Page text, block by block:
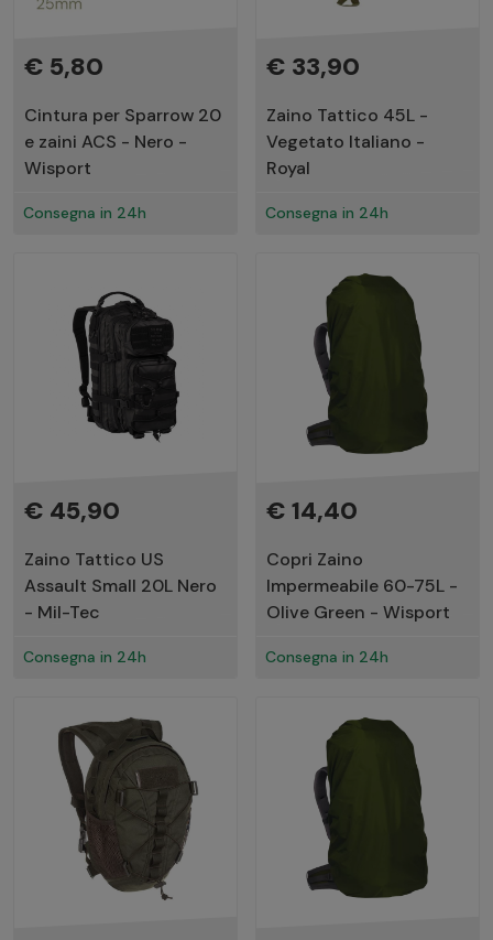
€ 5,80
Cintura per Sparrow 20
e zaini ACS - Nero -
Wisport
Consegna in 24h
€ 33,90
Zaino Tattico 45L -
Vegetato Italiano -
Royal
Consegna in 24h
€ 45,90
Zaino Tattico US
Assault Small 20L Nero
- Mil-Tec
Consegna in 24h
€ 14,40
Copri Zaino
Impermeabile 60-75L -
Olive Green - Wisport
Consegna in 24h